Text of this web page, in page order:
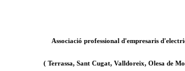
Associació professional d'empresaris
( Terrassa, Sant Cugat, Valldoreix, Olesa de